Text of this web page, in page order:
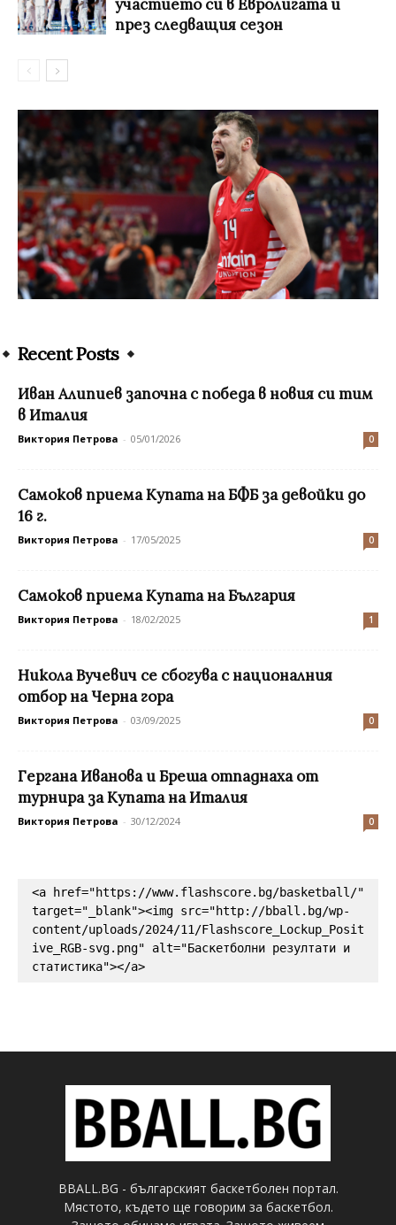
участието си в Евролигата и
през следващия сезон
Recent Posts
Иван Алипиев започна с победа в новия си тим
в Италия
Виктория Петрова - 05/01/2026 0
Самоков приема Купата на БФБ за девойки до
16 г.
Виктория Петрова - 17/05/2025 0
Самоков приема Купата на България
Виктория Петрова - 18/02/2025 1
Никола Вучевич се сбогува с националния
отбор на Черна гора
Виктория Петрова - 03/09/2025 0
Гергана Иванова и Бреша отпаднаха от
турнира за Купата на Италия
Виктория Петрова - 30/12/2024 0
<a href="https://www.flashscore.bg/basketball/"
target="_blank"><img src="http://bball.bg/wp-
content/uploads/2024/11/Flashscore_Lockup_Posit
ive_RGB-svg.png" alt="Баскетболни резултати и
статистика"></a>
BBALL.BG - българският баскетболен портал.
Мястото, където ще говорим за баскетбол.